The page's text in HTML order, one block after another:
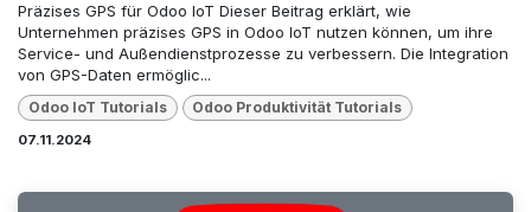
Präzises GPS für Odoo IoT Dieser Beitrag erklärt, wie
Unternehmen präzises GPS in Odoo IoT nutzen können, um ihre
Service- und Außendienstprozesse zu verbessern. Die Integration
von GPS-Daten ermöglic...
Odoo loT Tutorials Odoo Produktivität Tutorials
07.11.2024